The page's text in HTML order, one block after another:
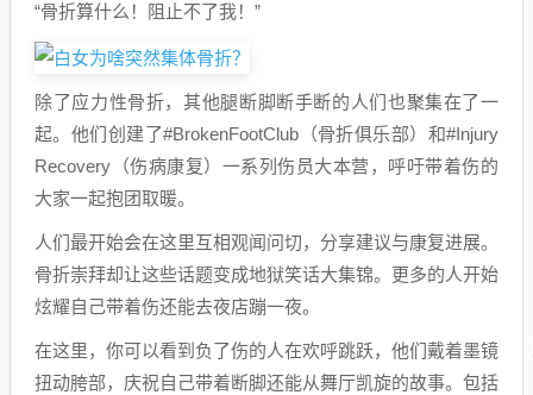
“骨折算什么！阻止不了我！”
除了应力性骨折，其他腿断脚断手断的人们也聚集在了一
起。他们创建了#BrokenFootClub（骨折俱乐部）和#Injury
Recovery（伤病康复）一系列伤员大本营，呼吁带着伤的
大家一起抱团取暖。
人们最开始会在这里互相观闻问切，分享建议与康复进展。
骨折崇拜却让这些话题变成地狱笑话大集锦。更多的人开始
炫耀自己带着伤还能去夜店蹦一夜。
在这里，你可以看到负了伤的人在欢呼跳跃，他们戴着墨镜
扭动胯部，庆祝自己带着断脚还能从舞厅凯旋的故事。包括